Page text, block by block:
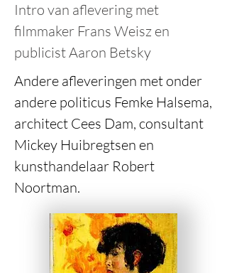
Intro van aflevering met
filmmaker Frans Weisz en
publicist Aaron Betsky
Andere afleveringen met onder
andere politicus Femke Halsema,
architect Cees Dam, consultant
Mickey Huibregtsen en
kunsthandelaar Robert
Noortman.